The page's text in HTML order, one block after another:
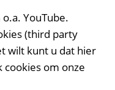
YouTube.
(third party
wilt kunt u dat hier
cookies om onze